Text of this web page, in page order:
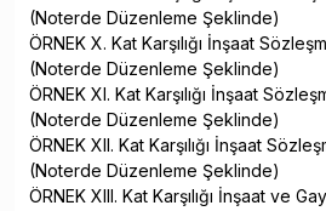
(Noterde Düzenleme Şeklinde)
ÖRNEK X. Kat Karşılığı İnşaat
(Noterde Düzenleme Şeklinde)
ÖRNEK XI. Kat Karşılığı İnşaat
(Noterde Düzenleme Şeklinde)
ÖRNEK XII. Kat Karşılığı İnşaat
(Noterde Düzenleme Şeklinde)
ÖRNEK XIII. Kat Karşılığı İnşaat ve